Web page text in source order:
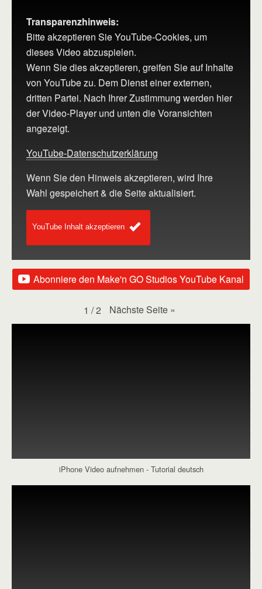
Transparenzhinweis:
Bitte akzeptieren Sie YouTube-Cookies, um
dieses Video abzuspielen.
Wenn Sie dies akzeptieren, greifen Sie auf Inhalte
von YouTube zu. Dem Dienst einer externen,
dritten Partei. Nach Ihrer Zustimmung werden hier
der Video-Player und unten die Voransichten
angezeigt.
YouTube-Datenschutzerklärung
Wenn Sie den Hinweis akzeptieren, wird Ihre
Wahl gespeichert & die Seite aktualisiert.
YouTube Inhalt akzeptieren
Abonniere den Make'n GO Studios YouTube Kanal
1 /2 Nächste Seite »
iPhone Video aufnehmen - Tutorial deutsch